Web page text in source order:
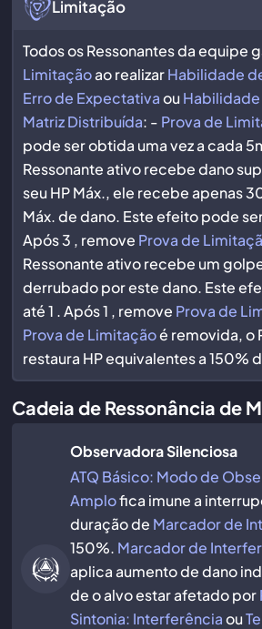
Limitação
Todos os Ressonantes da equipe
Limitaçãoao realizarHabilidade
Erro de ExpectativaouHabilidade
Matriz Distribuída: - Prova de
pode ser obtida uma vez a cada
Ressonante ativo recebe dano
seu HP Máx., ele recebe apenas
Máx. de dano. Este efeito pode
Após3 , remove Prova de
Ressonante ativo recebe um
derrubado por este dano. Este
até1 . Após1 , remove Prova de
Prova de Limitaçãoé removida, o
restaura HP equivalentes a 150%
Cadeia de Ressonância de
Observadora Silenciosa
ATQ Básico: Modo de
Amplofica imune a
duração de Marcador de
150%. Marcador de
aplica aumento de dano
de o alvo estar afetado por
Sintonia: Interferênciaou